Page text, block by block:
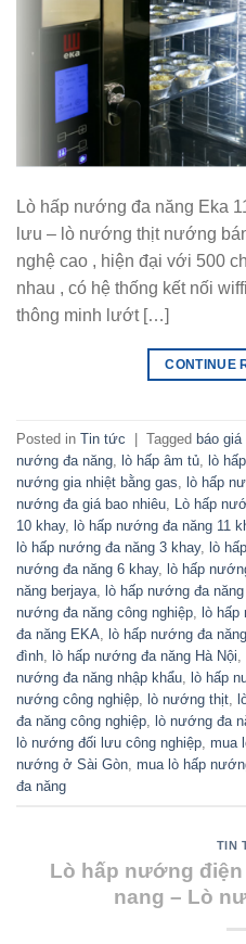
Lò hấp nướng đa năng Eka
lưu – lò nướng thịt nướng
nghệ cao , hiện đại với 500
nhau , có hệ thống kết nối
thông minh lướt […]
CONTINUE
Posted in Tin tức | Tagged báo
nướng đa năng lò hấp âm tủ lò
nướng gia nhiệt bằng gas lò hấp
nướng đa giá bao nhiêu Lò hấp
10 khay, lò hấp nướng đa năng 11
lò hấp nướng đa năng 3 khay, lò
nướng đa năng 6 khay, lò hấp
năng berjaya lò hấp nướng đa
nướng đa năng công nghiệp lò hấp
đa năng EKA lò hấp nướng đa
đình lò hấp nướng đa năng Hà Nội
nướng đa năng nhập khẩu lò hấp
nướng công nghiệp lò nướng thịt
đa năng công nghiệp lò nướng đa
lò nướng đối lưu công nghiệp mua
nướng ở Sài Gòn mua lò hấp
đa năng
TIN
Lò hấp nướng
nang – Lò